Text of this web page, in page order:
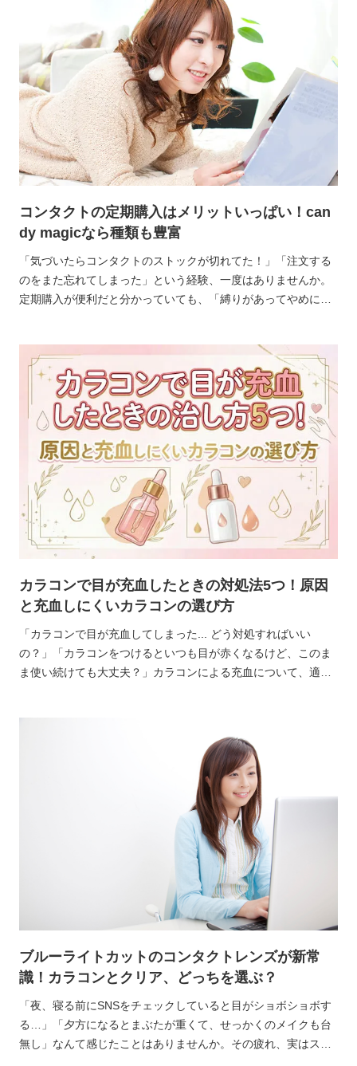
はもったいないことです。
コンタクトの定期購入はメリットいっぱい！can
dy magicなら種類も豊富
「気づいたらコンタクトのストックが切れてた！」「注文する
のをまた忘れてしまった」という経験、一度はありませんか。
定期購入が便利だと分かっていても、「縛りがあってやめにく
カラコンで目が充血したときの対処法5つ！原因
と充血しにくいカラコンの選び方
「カラコンで目が充血してしまった... どう対処すればいい
の？」「カラコンをつけるといつも目が赤くなるけど、このま
ま使い続けても大丈夫？」カラコンによる充血について、適切
ブルーライトカットのコンタクトレンズが新常
識！カラコンとクリア、どっちを選ぶ？
「夜、寝る前にSNSをチェックしていると目がショボショボす
る…」「夕方になるとまぶたが重くて、せっかくのメイクも台
無し」なんて感じたことはありませんか。その疲れ、実はスマ